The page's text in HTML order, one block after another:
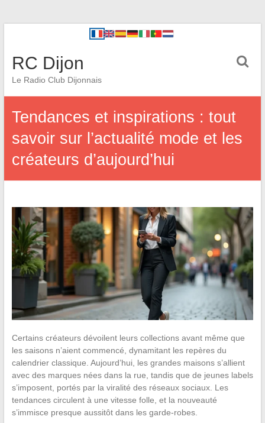
RC Dijon
Le Radio Club Dijonnais
Tendances et inspirations : tout
savoir sur l’actualité mode et les
créateurs d’aujourd’hui
Certains créateurs dévoilent leurs collections avant même que
les saisons n’aient commencé, dynamitant les repères du
calendrier classique. Aujourd’hui, les grandes maisons s’allient
avec des marques nées dans la rue, tandis que de jeunes labels
s’imposent, portés par la viralité des réseaux sociaux. Les
tendances circulent à une vitesse folle, et la nouveauté
s’immisce presque aussitôt dans les garde-robes.